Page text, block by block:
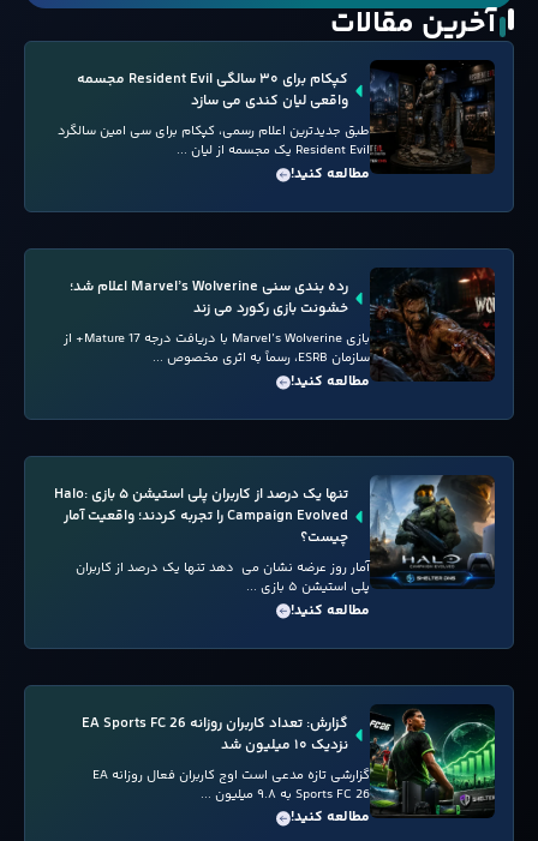
آخرین مقالات
کپکام برای ۳۰ سالگی Resident Evil مجسمه
واقعی لیان کندی می سازد
طبق جدیدترین اعلام رسمی، کپکام برای سی امین سالگرد
Resident Evil یک مجسمه از لیان ...
مطالعه کنید!
رده بندی سنی Marvel’s Wolverine اعلام شد؛
خشونت بازی رکورد می زند
بازی Marvel’s Wolverine با دریافت درجه Mature 17+ از
سازمان ESRB، رسماً به اثری مخصوص ...
مطالعه کنید!
تنها یک درصد از کاربران پلی استیشن ۵ بازی Halo:
Campaign Evolved را تجربه کردند؛ واقعیت آمار
چیست؟
آمار روز عرضه نشان می دهد تنها یک درصد از کاربران
پلی استیشن ۵ بازی ...
مطالعه کنید!
گزارش: تعداد کاربران روزانه EA Sports FC 26
نزدیک ۱۰ میلیون شد
گزارشی تازه مدعی است اوج کاربران فعال روزانه EA
Sports FC 26 به ۹.۸ میلیون ...
مطالعه کنید!